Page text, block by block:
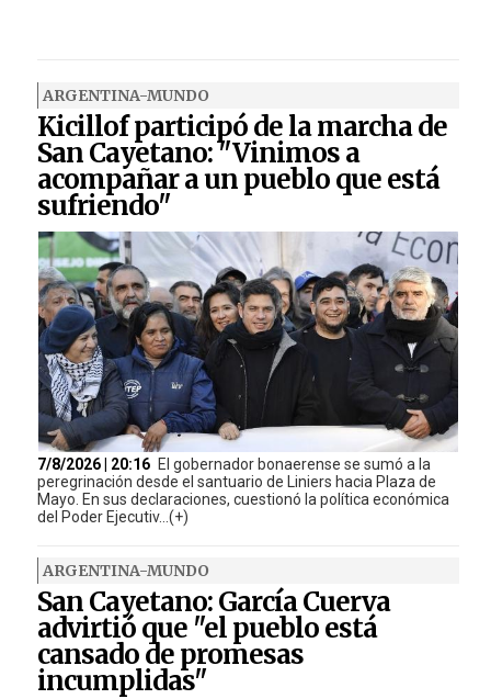
ARGENTINA-MUNDO
Kicillof participó de la marcha de
San Cayetano: "Vinimos a
acompañar a un pueblo que está
sufriendo"
7/8/2026 | 20:16 El gobernador bonaerense se sumó a la
peregrinación desde el santuario de Liniers hacia Plaza de
Mayo. En sus declaraciones, cuestionó la política económica
del Poder Ejecutiv...(+)
ARGENTINA-MUNDO
San Cayetano: García Cuerva
advirtió que "el pueblo está
cansado de promesas
incumplidas"